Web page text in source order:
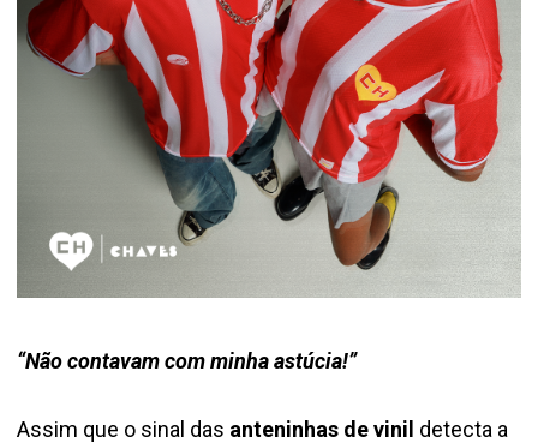
“Não contavam com minha astúcia!”
Assim que o sinal das anteninhas de vinil detecta a